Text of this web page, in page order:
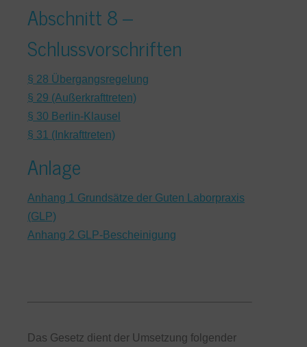
Abschnitt 8 –
Schlussvorschriften
§ 28 Übergangsregelung
§ 29 (Außerkrafttreten)
§ 30 Berlin-Klausel
§ 31 (Inkrafttreten)
Anlage
Anhang 1 Grundsätze der Guten Laborpraxis
(GLP)
Anhang 2 GLP-Bescheinigung
Das Gesetz dient der Umsetzung folgender